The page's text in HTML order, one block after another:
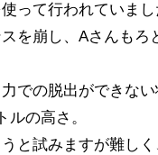
って行われていまし
を崩し、Aさんも
での脱出ができない
の高さ。
と試みますが難し